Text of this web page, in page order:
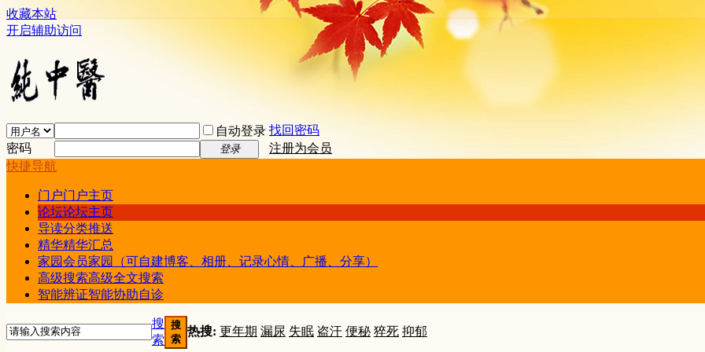
收藏本站
开启辅助访问
自动登录 找回密码
密码
登录
注册为会员
快捷导航
门户门户主页
论坛论坛主页
导读分类推送
精华精华汇总
家园会员家园（可自建博客、相册、记录心情、广播、分享）
高级搜索高级全文搜索
智能辨证智能协助自诊
搜
索
搜
索
热搜: 更年期 漏尿 失眠 盗汗 便秘 猝死 抑郁